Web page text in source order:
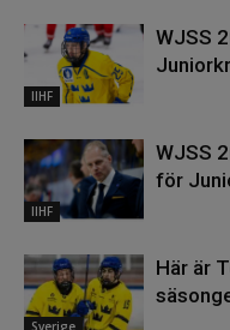
IIHF
WJSS
IIHF
WJSS
för
Sverige
Här är